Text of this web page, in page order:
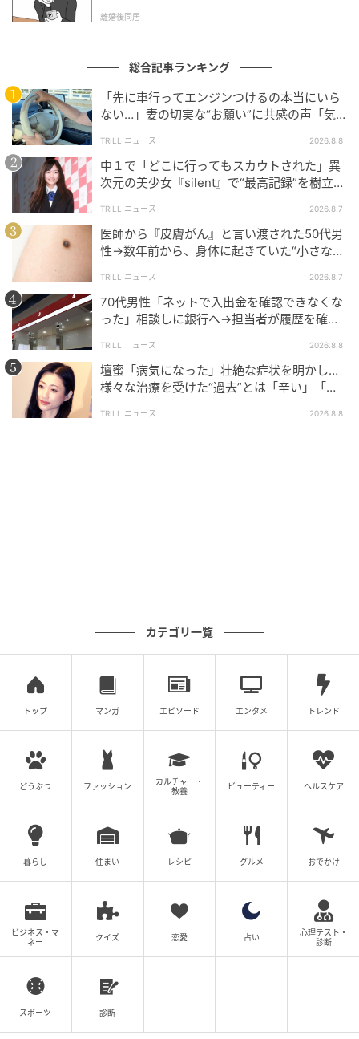
離婚後同居
総合記事ランキング
「先に車行ってエンジンつけるの本当にいら
ない…」妻の切実な“お願い”に共感の声「気
TRILL ニュース 2026.8.8
中１で「どこに行ってもスカウトされた」異
次元の美少女『silent』で“最高記録”を樹立し
TRILL ニュース 2026.8.7
医師から『皮膚がん』と言い渡された50代男
性→数年前から、身体に起きていた“小さな異
TRILL ニュース 2026.8.7
70代男性「ネットで入出金を確認できなくな
った」相談しに銀行へ→担当者が履歴を確認
TRILL ニュース 2026.8.8
壇蜜「病気になった」壮絶な症状を明かし…
様々な治療を受けた“過去”とは「辛い」「苦
TRILL ニュース 2026.8.8
カテゴリ一覧
トップ マンガ エピソード エンタメ トレンド
どうぶつ ファッション
カルチャー・
教養
ビューティー ヘルスケア
暮らし 住まい レシピ グルメ おでかけ
ビジネス・マ
ネー
クイズ 恋愛 占い
心理テスト・
診断
スポーツ 診断